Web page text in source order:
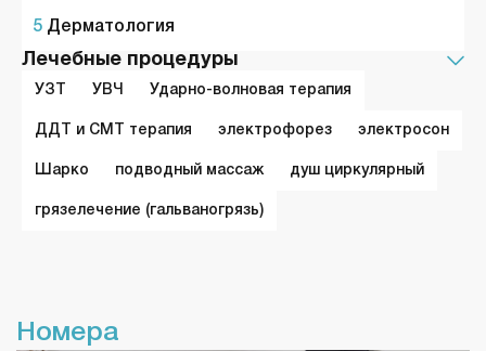
5 Дерматология
Лечебные процедуры
УЗТ УВЧ Ударно-волновая терапия
ДДТ и СМТ терапия электрофорез электросон
Шарко подводный массаж душ циркулярный
грязелечение (гальваногрязь)
Номера